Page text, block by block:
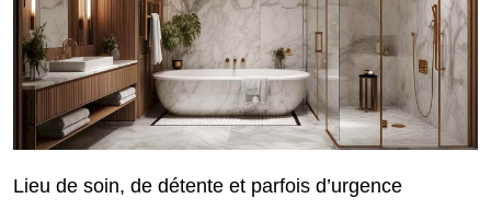
Lieu de soin, de détente et parfois d’urgence